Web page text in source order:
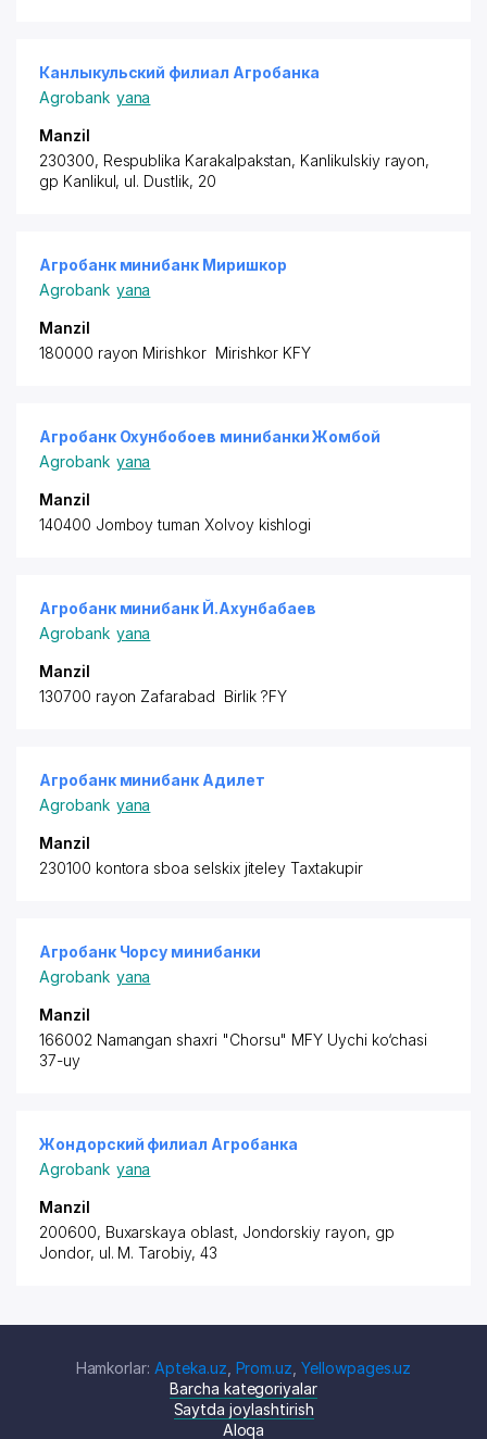
Канлыкульский филиал Агробанка
Agrobank yana
Manzil
230300, Respublika Karakalpakstan, Kanlikulskiy rayon,
gp Kanlikul, ul. Dustlik, 20
Агробанк минибанк Миришкор
Agrobank yana
Manzil
180000 rayon Mirishkor Mirishkor KFY
Агробанк Охунбобоев минибанки Жомбой
Agrobank yana
Manzil
140400 Jomboy tuman Xolvoy kishlogi
Агробанк минибанк Й.Ахунбабаев
Agrobank yana
Manzil
130700 rayon Zafarabad Birlik ?FY
Агробанк минибанк Адилет
Agrobank yana
Manzil
230100 kontora sboa selskix jiteley Taxtakupir
Агробанк Чорсу минибанки
Agrobank yana
Manzil
166002 Namangan shaxri "Chorsu" MFY Uychi ko‘chasi
37-uy
Жондорский филиал Агробанка
Agrobank yana
Manzil
200600, Buxarskaya oblast, Jondorskiy rayon, gp
Jondor, ul. M. Tarobiy, 43
Hamkorlar: Apteka.uz Prom.uz ,Yellowpages.uz
Barcha kategoriyalar
Saytda joylashtirish
Aloqa